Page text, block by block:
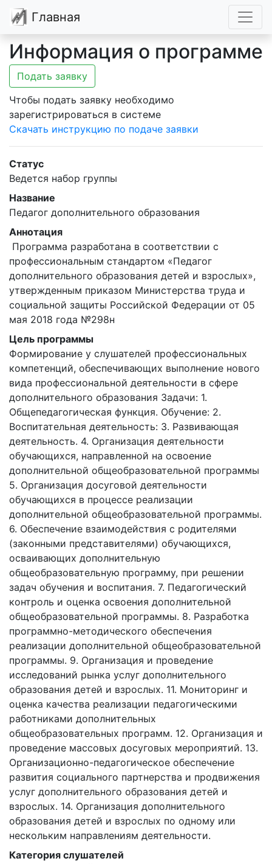
Главная
Информация о программе
Подать заявку
Чтобы подать заявку необходимо
зарегистрироваться в системе
Скачать инструкцию по подаче заявки
Статус
Ведется набор группы
Название
Педагог дополнительного образования
Аннотация
профессиональным стандартом «Педагог
дополнительного образования детей и взрослых»,
утвержденным приказом Министерства труда и
социальной защиты Российской Федерации от 05
мая 2018 года №298н
Цель программы
Формирование у слушателей профессиональных
компетенций, обеспечивающих выполнение нового
вида профессиональной деятельности в сфере
дополнительного образования Задачи: 1.
Общепедагогическая функция. Обучение: 2.
Воспитательная деятельность: 3. Развивающая
деятельность. 4. Организация деятельности
обучающихся, направленной на освоение
дополнительной общеобразовательной программы
5. Организация досуговой деятельности
обучающихся в процессе реализации
дополнительной общеобразовательной программы.
6. Обеспечение взаимодействия с родителями
(законными представителями) обучающихся,
осваивающих дополнительную
общеобразовательную программу, при решении
задач обучения и воспитания. 7. Педагогический
контроль и оценка освоения дополнительной
общеобразовательной программы. 8. Разработка
программно-методического обеспечения
реализации дополнительной общеобразовательной
программы. 9. Организация и проведение
исследований рынка услуг дополнительного
образования детей и взрослых. 11. Мониторинг и
оценка качества реализации педагогическими
работниками дополнительных
общеобразовательных программ. 12. Организация и
проведение массовых досуговых мероприятий. 13.
Организационно-педагогическое обеспечение
развития социального партнерства и продвижения
услуг дополнительного образования детей и
взрослых. 14. Организация дополнительного
образования детей и взрослых по одному или
нескольким направлениям деятельности.
Категория слушателей